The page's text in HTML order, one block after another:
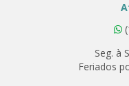
Seg. à
Feriados